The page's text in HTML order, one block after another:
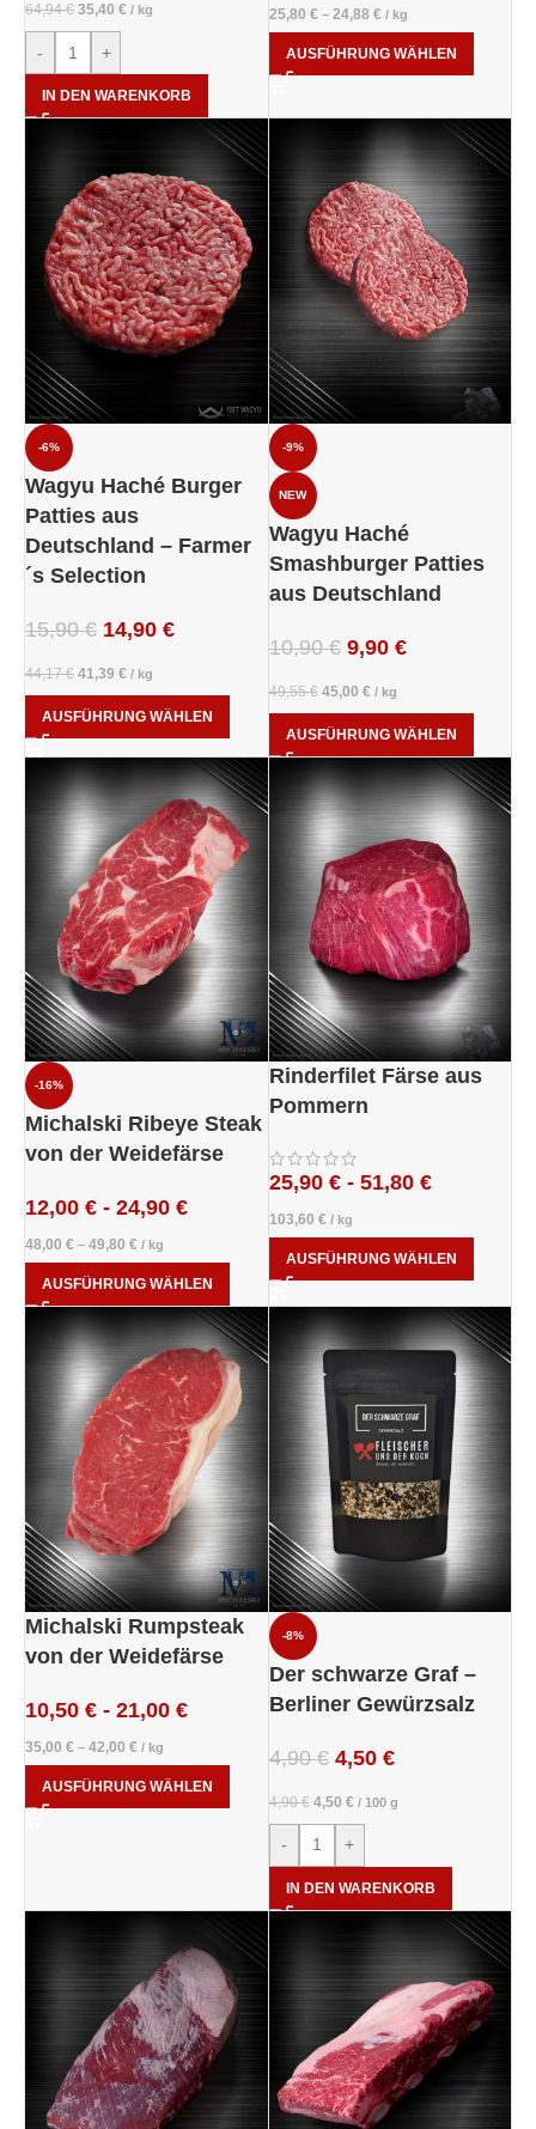
64,94€ 35,40 € / kg
- +
IN DEN WARENKORB
25,80 € – 24,88 € / kg
AUSFÜHRUNG WÄHLEN
-6%
Wagyu Haché Burger
Patties aus
Deutschland – Farmer
´s Selection
15,90€ 14,90 €
44,17€ 41,39 € / kg
AUSFÜHRUNG WÄHLEN
-9%
NEW
Wagyu Haché
Smashburger Patties
aus Deutschland
10,90€ 9,90 €
49,55€ 45,00 € / kg
AUSFÜHRUNG WÄHLEN
-16%
Michalski Ribeye Steak
von der Weidefärse
12,00 € - 24,90 €
48,00 € – 49,80 € / kg
AUSFÜHRUNG WÄHLEN
Rinderfilet Färse aus
Pommern
25,90 €- 51,80 €
103,60 € / kg
AUSFÜHRUNG WÄHLEN
Michalski Rumpsteak
von der Weidefärse
10,50 € - 21,00 €
35,00 € – 42,00 € / kg
AUSFÜHRUNG WÄHLEN
-8%
Der schwarze Graf –
Berliner Gewürzsalz
4,90€ 4,50 €
4,90€ 4,50 € / 100 g
- +
IN DEN WARENKORB